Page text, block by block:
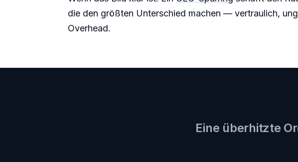
die den größten Unterschied machen — vertraulich,
Overhead.
Eine überhitzte